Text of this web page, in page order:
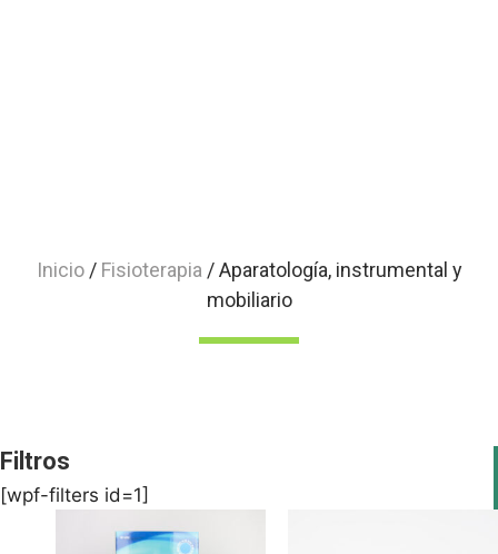
Inicio/ Fisioterapia / Aparatología, instrumental y
mobiliario
Filtros
[wpf-filters id=1]